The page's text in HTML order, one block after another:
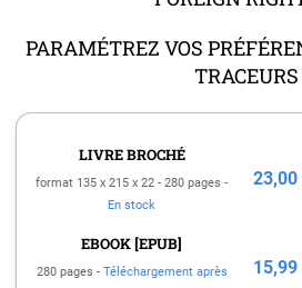
LIVRE BROCHÉ
format 135 x 215 x 22
280 pages
En stock
23,00
EBOOK [EPUB]
280 pages
Téléchargement après
15,99
PARAMÉTREZ VOS
TRACEURS
CHARTE DES DONNÉES
CONDITIONS